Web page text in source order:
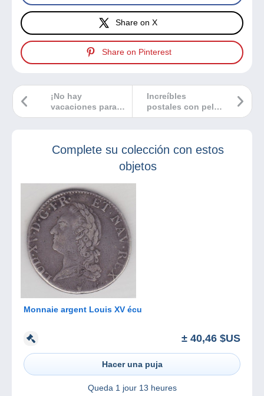
Share on X
Share on Pinterest
Increíbles
postales con pelo
natural
¡No hay
vacaciones para la
seguridad de los
Complete su colección con estos
objetos
Monnaie argent Louis XV écu
± 40,46 $US
Hacer una puja
Queda 1 jour 13 heures